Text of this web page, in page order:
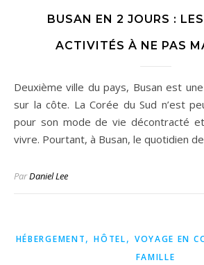
BUSAN EN 2 JOURS :
ACTIVITÉS À NE PAS
Deuxième ville du pays, Busan est une ville animée située
sur la côte. La Corée du Sud n’est
pour son mode de vie décontracté
vivre. Pourtant, à Busan, le quotidien
ParDaniel Lee
HÉBERGEMENT,HÔTEL, VOYAGE EN
FAMILLE